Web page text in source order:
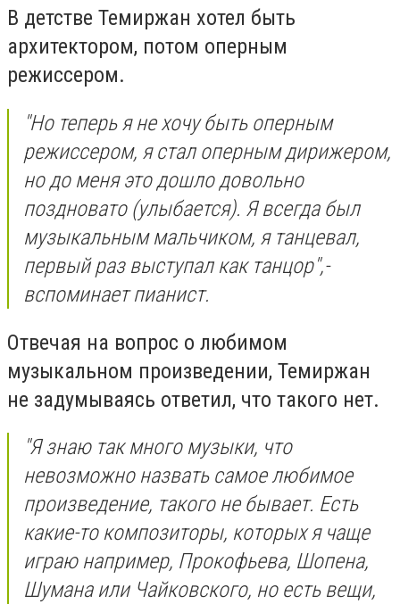
В детстве Темиржан хотел быть
архитектором, потом оперным
режиссером.
"Но теперь я не хочу быть оперным
режиссером, я стал оперным дирижером,
но до меня это дошло довольно
поздновато (улыбается). Я всегда был
музыкальным мальчиком, я танцевал,
первый раз выступал как танцор",-
вспоминает пианист.
Отвечая на вопрос о любимом
музыкальном произведении, Темиржан
не задумываясь ответил, что такого нет.
"Я знаю так много музыки, что
невозможно назвать самое любимое
произведение, такого не бывает. Есть
какие-то композиторы, которых я чаще
играю например, Прокофьева, Шопена,
Шумана или Чайковского, но есть вещи,